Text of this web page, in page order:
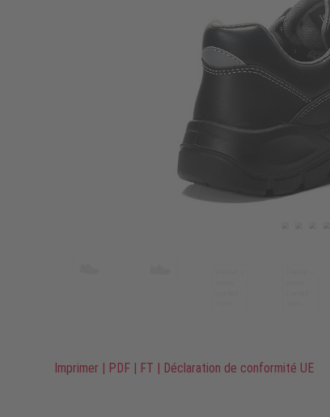
Imprimer | PDF | FT | Déclaration de conformité UE